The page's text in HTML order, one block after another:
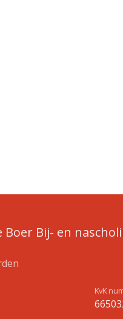
Boer Bij- en
KvK